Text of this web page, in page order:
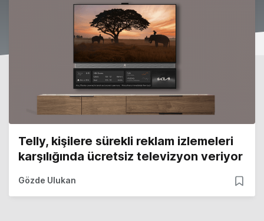
Telly, kişilere sürekli reklam izlemeleri
karşılığında ücretsiz televizyon veriyor
Gözde Ulukan